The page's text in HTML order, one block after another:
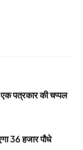
पत्रकार की चप्पल
36 हजार पौधे